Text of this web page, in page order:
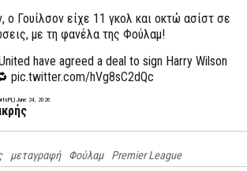
ο Γουίλσον είχε 11 γκολ και οκτώ ασίστ σε
με τη φανέλα της Φούλαμ!
have agreed a deal to sign Harry Wilson
pic.twitter.com/hVg8sC2dQc
June 24, 2026
μεταγραφή Φούλαμ Premier League